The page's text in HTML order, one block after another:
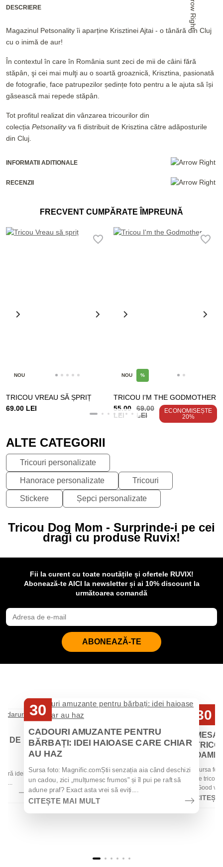
DESCRIERE
Magazinul Petsonality îi aparține Krisztinei Ajtai - o tânără din Cluj
cu o inimă de aur!
În contextul în care în România sunt zeci de mii de câini fără
stăpân, şi cei mai mulţi au o soartă groaznică, Krisztina, pasionată
de fotografie, face patrupezilor ședințe foto pentru a le ajuta să își
găsească mai repede stăpân.
Tot profitul realizat din vânzarea tricourilor din
colecția Petsonalityva fi distribuit de Krisztina către adăposturile
din Cluj.
INFORMATII ADITIONALE
RECENZII
FRECVENT CUMPĂRATE ÎMPREUNĂ
NOU
TRICOU VREAU SĂ ȘPRIȚ
69.00 LEI
NOU %
TRICOU I'M THE GODMOTHER
55.00
LEI
69.00
LEI
ECONOMISEȘTE
20%
ALTE CATEGORII
Tricouri personalizate
Hanorace personalizate Tricouri
Stickere Șepci personalizate
Tricou Dog Mom - Surprinde-i pe cei
dragi cu produse Ruvix!
Fii la curent cu toate noutățile și ofertele RUVIX!
Abonează-te AICI la newsletter și ai 10% discount la
următoarea comandă
ABONEAZĂ-TE
DE
idei
30
CADOURI AMUZANTE PENTRU
BĂRBAȚI: IDEI HAIOASE CARE CHIAR
AU HAZ
Sursa foto: Magnific.comȘtii senzația aia când deschizi
un cadou, zici „mulțumesc frumos" și îl pui pe raft să
adune praf? Exact asta vrei să eviți....
CITEȘTE MAI MULT
30
Sursa
de
„Good